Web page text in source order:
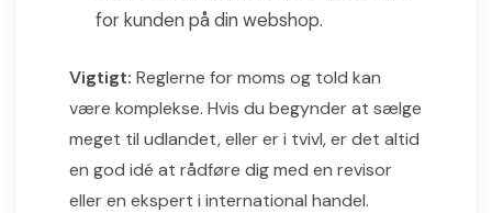
for kunden på din webshop.
Vigtigt: Reglerne for moms og told kan
være komplekse. Hvis du begynder at sælge
meget til udlandet, eller er i tvivl, er det altid
en god idé at rådføre dig med en revisor
eller en ekspert i international handel.